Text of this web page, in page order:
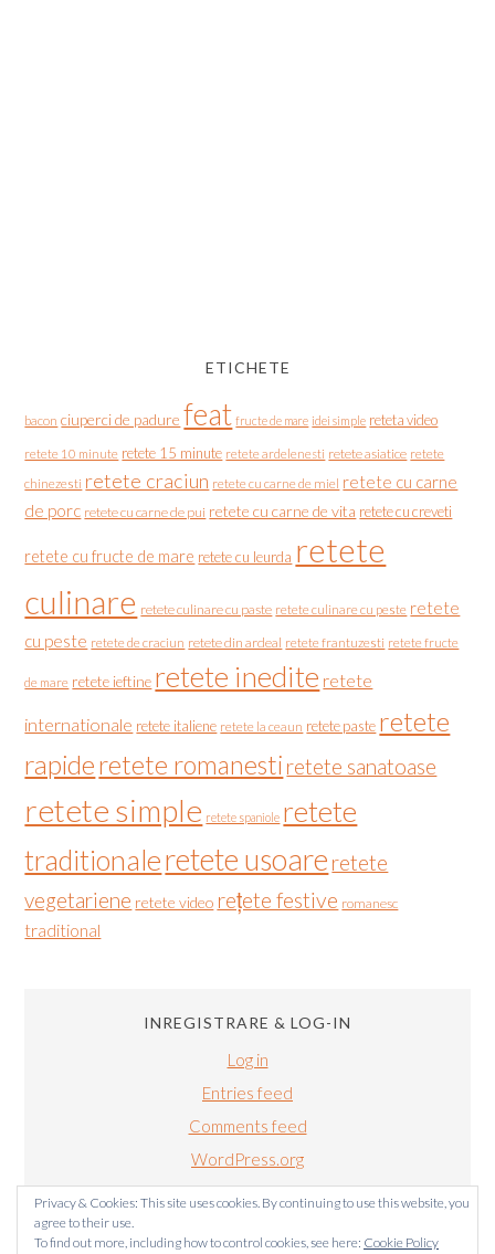
ETICHETE
bacon ciuperci de padure feat fructe de mare idei simple reteta video
retete 10 minute retete 15 minute retete ardelenesti retete asiatice retete
chinezesti retete craciun retete cu carne de miel retete cu carne
de porc retete cu carne de pui retete cu carne de vita retete cu creveti
retete cu fructe de mare retete cu leurda retete
culinare retete culinare cu paste retete culinare cu peste retete
cu peste retete de craciun retete din ardeal retete frantuzesti retete fructe
de mare retete ieftine retete inedite retete
internationale retete italiene retete la ceaun retete paste retete
rapideretete romanesti retete sanatoase
retete simple retete spaniole retete
traditionaleretete usoare retete
vegetariene retete video rețete festive romanesc
traditional
INREGISTRARE & LOG-IN
Log in
Entries feed
Comments feed
WordPress.org
Privacy & Cookies: This site uses cookies. By continuing to use this website, you
agree to their use.
To find out more, including how to control cookies, see here: Cookie Policy